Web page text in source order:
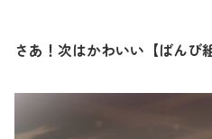
さあ！次はかわいい【ばんび